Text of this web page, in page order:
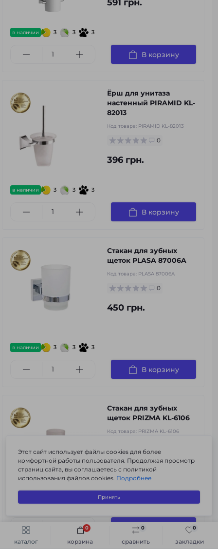
каталог сравнить
0
закладки
0
корзина
0
Быстрый заказ В корзину
в наличии 3 3 3
591 грн.
В корзину
в наличии 3 3 3
Ёрш для унитаза
настенный PIRAMID KL-
82013
Код товара: PIRAMID KL-82013
0
396 грн.
В корзину
в наличии 3 3 3
Стакан для зубных
щеток PLASA 87006A
Код товара: PLASA 87006A
0
450 грн.
В корзину
в наличии
Стакан для зубных
щеток PRIZMA KL-6106
Код товара: PRIZMA KL-6106
281 грн.
В корзину
Этот сайт использует файлы cookies для более
комфортной работы пользователя. Продолжая просмотр
страниц сайта, вы соглашаетесь с политикой
использования файлов cookies. Подробнее
Принять